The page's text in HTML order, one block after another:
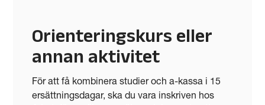
Orienteringskurs eller
annan aktivitet
För att få kombinera studier och a-kassa i 15
ersättningsdagar, ska du vara inskriven hos